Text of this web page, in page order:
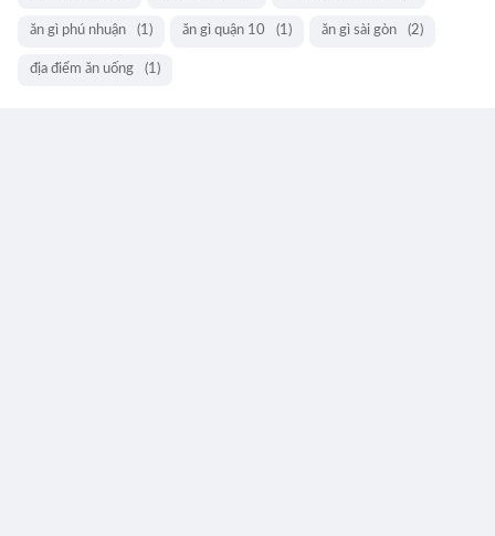
ăn gì phú nhuận (1) ăn gì quận 10 (1) ăn gì sài gòn (2)
địa điểm ăn uống (1)